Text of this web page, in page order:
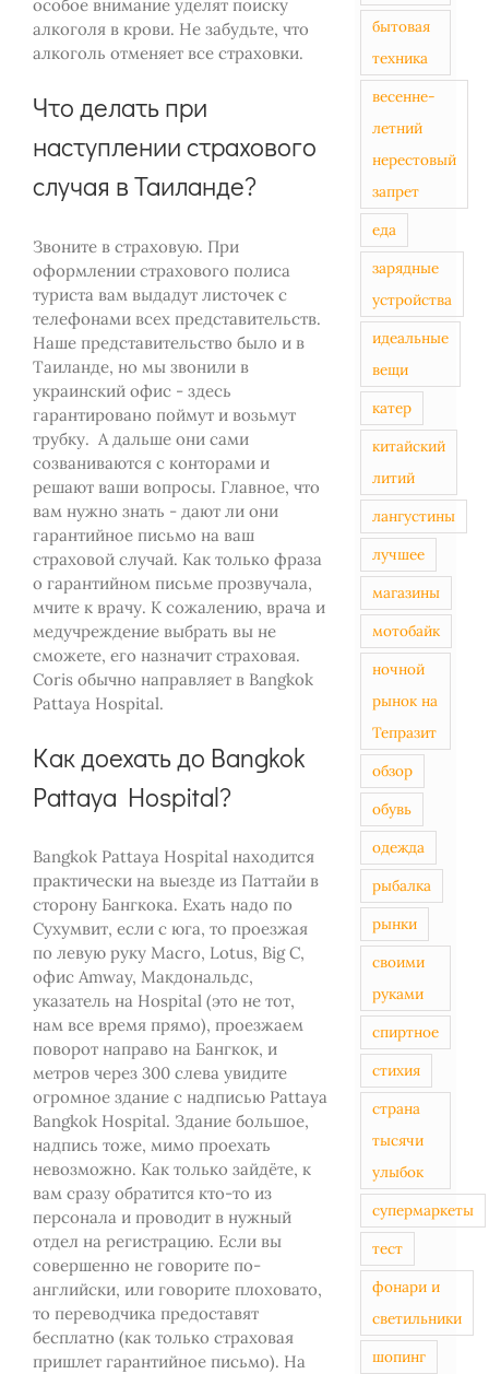
особое внимание уделят поиску
алкоголя в крови. Не забудьте, что
алкоголь отменяет все страховки.
Что делать при
наступлении страхового
случая в Таиланде?
Звоните в страховую. При
оформлении страхового полиса
туриста вам выдадут листочек с
телефонами всех представительств.
Наше представительство было и в
Таиланде, но мы звонили в
украинский офис - здесь
гарантировано поймут и возьмут
трубку. А дальше они сами
созваниваются с конторами и
решают ваши вопросы. Главное, что
вам нужно знать - дают ли они
гарантийное письмо на ваш
страховой случай. Как только фраза
о гарантийном письме прозвучала,
мчите к врачу. К сожалению, врача и
медучреждение выбрать вы не
сможете, его назначит страховая.
Coris обычно направляет в Bangkok
Pattaya Hospital.
Как доехать до Bangkok
Pattaya Hospital?
Bangkok Pattaya Hospital находится
практически на выезде из Паттайи в
сторону Бангкока. Ехать надо по
Сухумвит, если с юга, то проезжая
по левую руку Macro, Lotus, Big C,
офис Amway, Макдональдс,
указатель на Hospital (это не тот,
нам все время прямо), проезжаем
поворот направо на Бангкок, и
метров через 300 слева увидите
огромное здание с надписью Pattaya
Bangkok Hospital. Здание большое,
надпись тоже, мимо проехать
невозможно. Как только зайдёте, к
вам сразу обратится кто-то из
персонала и проводит в нужный
отдел на регистрацию. Если вы
совершенно не говорите по-
английски, или говорите плоховато,
то переводчика предоставят
бесплатно (как только страховая
пришлет гарантийное письмо). На
бытовая
техника
весенне-
летний
нерестовый
запрет
еда
зарядные
устройства
идеальные
вещи
катер
китайский
литий
лангустины
лучшее
магазины
мотобайк
ночной
рынок на
Тепразит
обзор
обувь
одежда
рыбалка
рынки
своими
руками
спиртное
стихия
страна
тысячи
улыбок
супермаркеты
тест
фонари и
светильники
шопинг